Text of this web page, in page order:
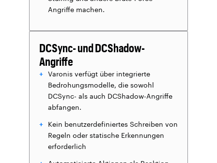
Angriffe machen.
DCSync- und DCShadow-
Angriffe
Varonis verfügt über integrierte
Bedrohungsmodelle, die sowohl
DCSync- als auch DCShadow-Angriffe
abfangen.
Kein benutzerdefiniertes Schreiben von
Regeln oder statische Erkennungen
erforderlich